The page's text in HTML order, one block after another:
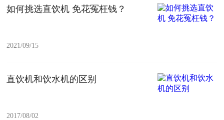
如何挑选直饮机 免花冤枉钱？
2021/09/15
直饮机和饮水机的区别
2017/08/02